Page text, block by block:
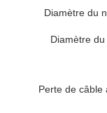
Diamètre du
Diamètre
Perte de câble